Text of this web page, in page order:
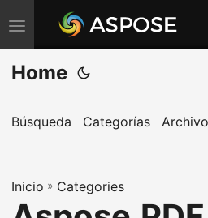
A
l
t
r
r
n
Home
Búsqueda Categorías Archivo
Inicio » Categories